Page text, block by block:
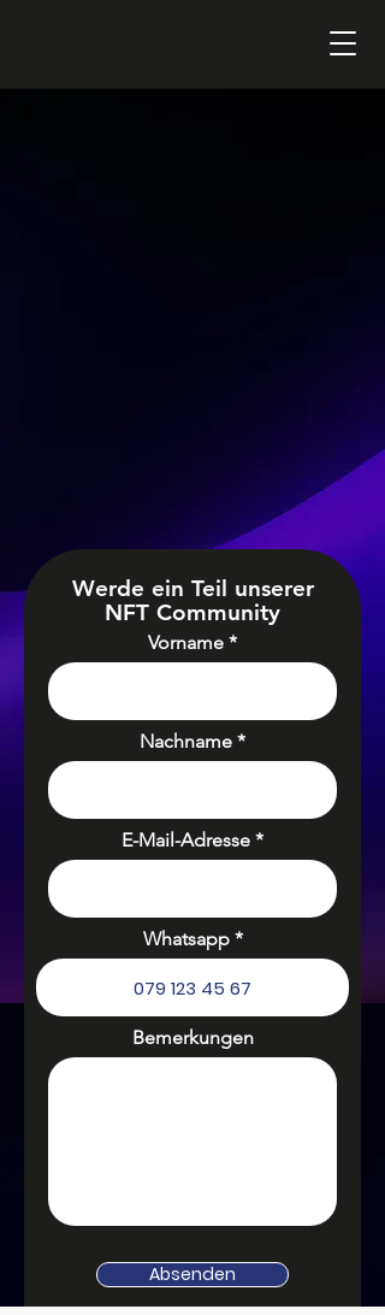
Werde ein Teil unserer
NFT Community
Vorname
Nachname
E-Mail-Adresse
Whatsapp
Bemerkungen
Absenden